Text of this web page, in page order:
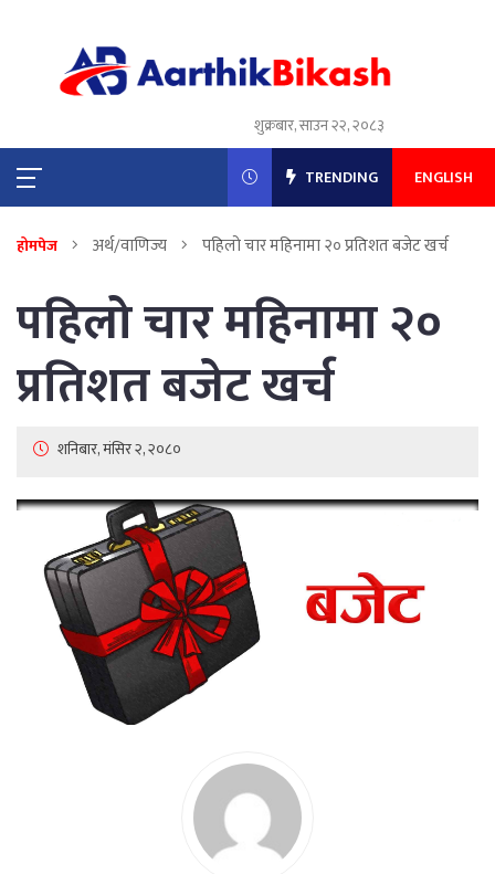
शुक्रबार, साउन २२, २०८३
TRENDING ENGLISH
होमपेज अर्थ/वाणिज्य पहिलो चार महिनामा २० प्रतिशत बजेट खर्च
पहिलो चार महिनामा २०
प्रतिशत बजेट खर्च
शनिबार, मंसिर २, २०८०